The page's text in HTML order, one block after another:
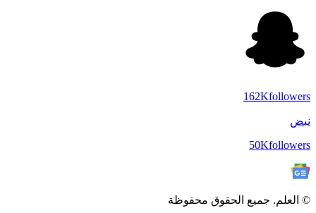
162Kfollowers
نبض
50Kfollowers
© العلم. جميع الحقوق محفوظة